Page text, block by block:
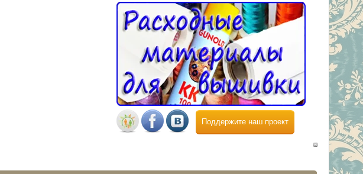
Поддержите наш проект